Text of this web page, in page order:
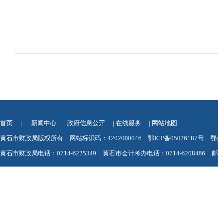
首页 | 新闻中心 | 政府信息公开 | 在线服务 | 网站地图
黄石市财政局版权所有 网站标识码：4202000046 鄂ICP备05026187号 鄂
黄石市财政局电话：0714-6225349 黄石市会计考办电话：0714-6208486